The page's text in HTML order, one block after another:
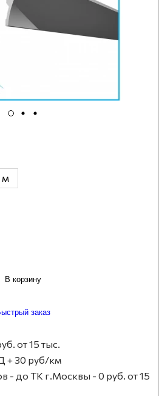
м
В корзину
заказ
от 15 тыс.
+ 30 руб/км
- до ТК г.Москвы - 0 руб. от 15